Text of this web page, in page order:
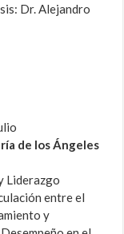
Dr. Alejandro
de los Ángeles
Liderazgo
entre el
y